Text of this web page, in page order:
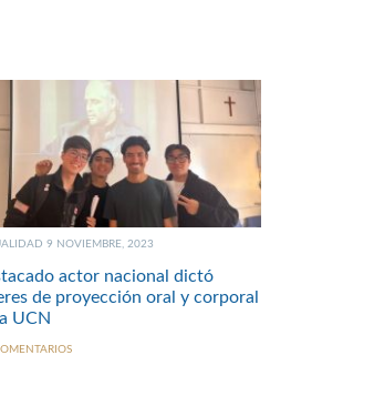
9 NOVIEMBRE, 2023
actor nacional dictó
de proyección oral y corporal
UCN